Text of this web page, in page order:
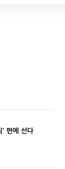
' 편에 선다